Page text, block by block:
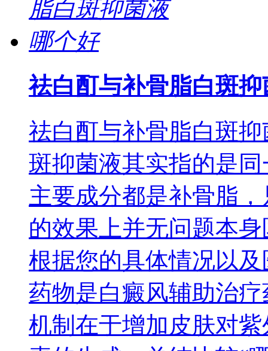
祛白酊与补骨脂白斑
祛白酊与补骨脂白斑
斑抑菌液其实指的是
主要成分都是补骨脂
的效果上并无问题本
根据您的具体情况以
药物是白癜风辅助治
机制在于增加皮肤对